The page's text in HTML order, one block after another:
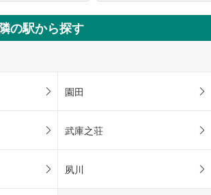
の駅から探す
園田
武庫之荘
夙川